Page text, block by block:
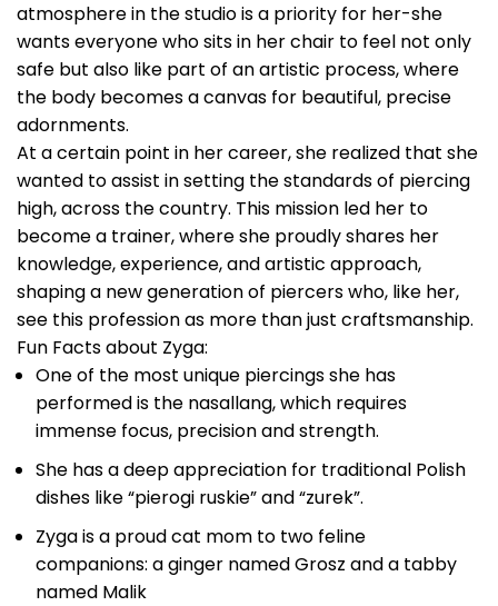
atmosphere in the studio is a priority for her-she
wants everyone who sits in her chair to feel not only
safe but also like part of an artistic process, where
the body becomes a canvas for beautiful, precise
adornments.
At a certain point in her career, she realized that she
wanted to assist in setting the standards of piercing
high, across the country. This mission led her to
become a trainer, where she proudly shares her
knowledge, experience, and artistic approach,
shaping a new generation of piercers who, like her,
see this profession as more than just craftsmanship.
Fun Facts about Zyga:
One of the most unique piercings she has
performed is the nasallang, which requires
immense focus, precision and strength.
She has a deep appreciation for traditional Polish
dishes like “pierogi ruskie” and “zurek”.
Zyga is a proud cat mom to two feline
companions: a ginger named Grosz and a tabby
named Malik